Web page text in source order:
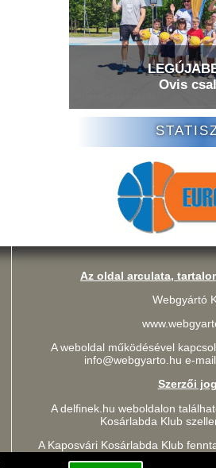
Ovis
Az oldal arculata,
Webgyártó
A weboldal működésével
info@webgyarto.hu e-
Szerzői
A delfinek.hu weboldalon
Kosárlabda Klub
A Kaposvári Kosárlabda Klub